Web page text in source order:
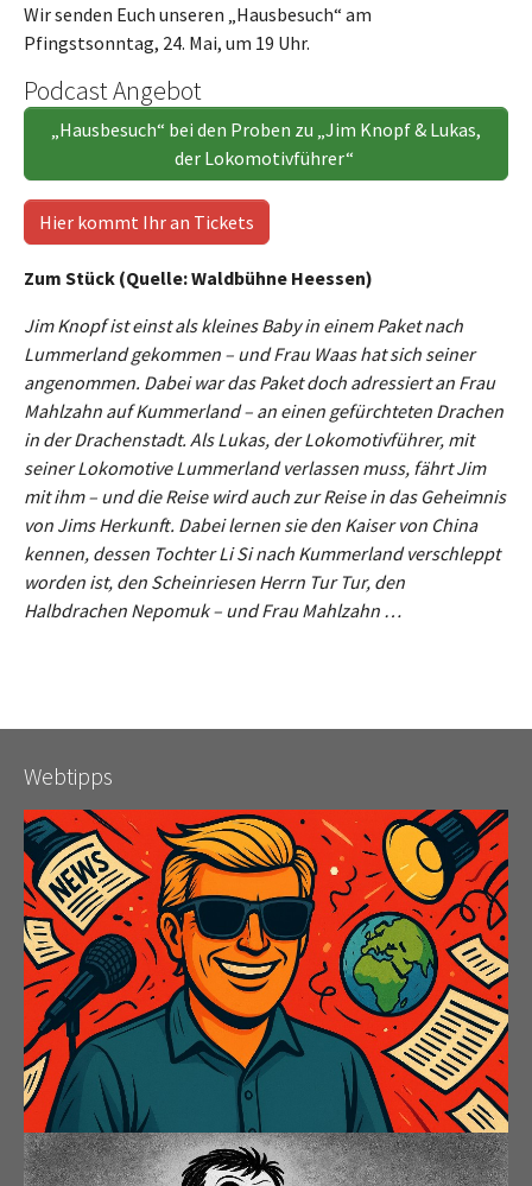
Wir senden Euch unseren „Hausbesuch“ am
Pfingstsonntag, 24. Mai, um 19 Uhr.
Podcast Angebot
„Hausbesuch“ bei den Proben zu „Jim Knopf & Lukas,
der Lokomotivführer“
Hier kommt Ihr an Tickets
Zum Stück (Quelle: Waldbühne Heessen)
Jim Knopf ist einst als kleines Baby in einem Paket nach
Lummerland gekommen – und Frau Waas hat sich seiner
angenommen. Dabei war das Paket doch adressiert an Frau
Mahlzahn auf Kummerland – an einen gefürchteten Drachen
in der Drachenstadt. Als Lukas, der Lokomotivführer, mit
seiner Lokomotive Lummerland verlassen muss, fährt Jim
mit ihm – und die Reise wird auch zur Reise in das Geheimnis
von Jims Herkunft. Dabei lernen sie den Kaiser von China
kennen, dessen Tochter Li Si nach Kummerland verschleppt
worden ist, den Scheinriesen Herrn Tur Tur, den
Halbdrachen Nepomuk – und Frau Mahlzahn …
Webtipps